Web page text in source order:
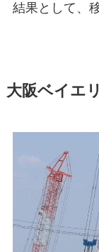
結果として、
大阪ベイエ